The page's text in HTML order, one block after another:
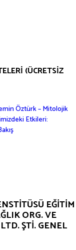
(ÜCRETSIZ
Öztürk – Mitolojik
Etkileri:
EĞITIM
ORG. VE
ŞTI. GENEL